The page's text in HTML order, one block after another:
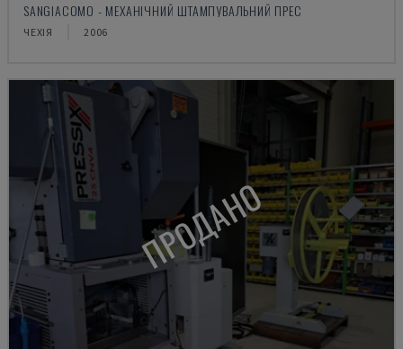
SANGIACOMO - МЕХАНІЧНИЙ ШТАМПУВАЛЬНИЙ ПРЕС
ЧЕХІЯ 2006
ПРОДАНО